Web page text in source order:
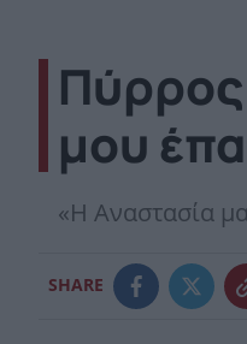
μου
«Η Αναστασία
SHARE